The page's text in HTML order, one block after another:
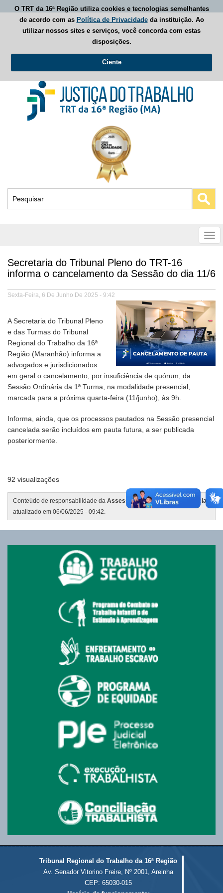
O TRT da 16ª Região utiliza cookies e tecnologias semelhantes
de acordo com as Política de Privacidadeda instituição. Ao
utilizar nossos sites e serviços, você concorda com estas
disposições.
Ciente
Secretaria do Tribunal Pleno do TRT-16
informa o cancelamento da Sessão do dia 11/6
Sexta-Feira, 6 De Junho De 2025 - 9:42
A Secretaria do Tribunal Pleno
e das Turmas do Tribunal
Regional do Trabalho da 16ª
Região (Maranhão) informa a
advogados e jurisdicionados
em geral o cancelamento, por insuficiência de quórum, da
Sessão Ordinária da 1ª Turma, na modalidade presencial,
marcada para a próxima quarta-feira (11/junho), às 9h.
Informa, ainda, que os processos pautados na Sessão presencial
cancelada serão incluídos em pauta futura, a ser publicada
posteriormente.
92 visualizações
Conteúdo de responsabilidade da Assessoria de Comunicação Social
atualizado em 06/06/2025 - 09:42.
Tribunal Regional do Trabalho da 16ª Região
Av. Senador Vitorino Freire, Nº 2001, Areinha
CEP: 65030-015